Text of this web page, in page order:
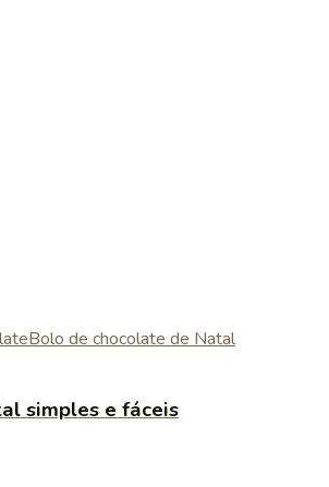
Bolo de chocolate de Natal
simples e fáceis